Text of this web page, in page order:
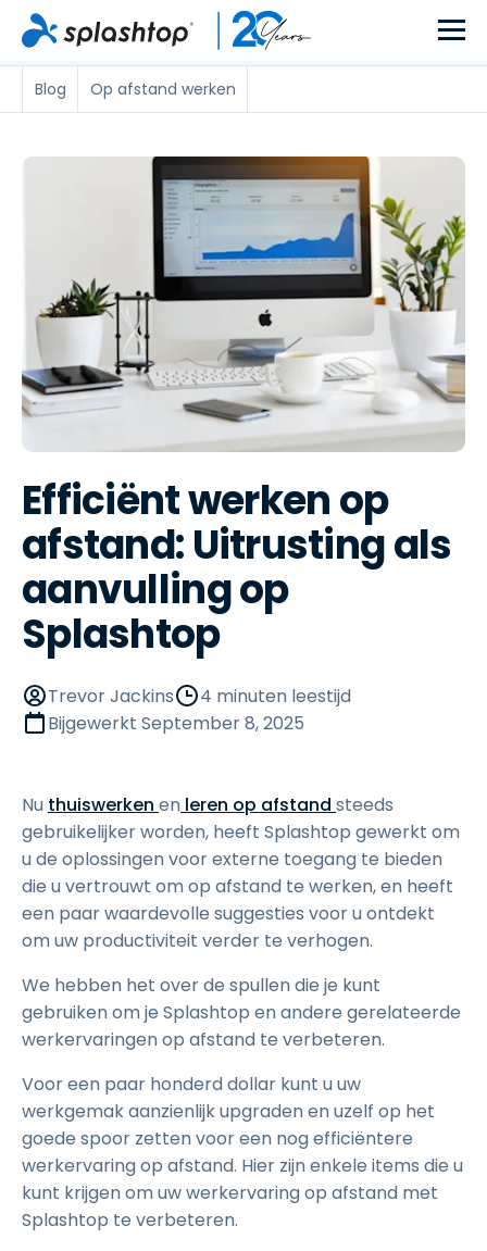
Blog Op afstand werken
Efficiënt werken op
afstand: Uitrusting als
aanvulling op
Splashtop
Trevor Jackins
4 minuten leestijd
Bijgewerkt September 8, 2025
Nu thuiswerken en leren op afstand steeds
gebruikelijker worden, heeft Splashtop gewerkt om
u de oplossingen voor externe toegang te bieden
die u vertrouwt om op afstand te werken, en heeft
een paar waardevolle suggesties voor u ontdekt
om uw productiviteit verder te verhogen.
We hebben het over de spullen die je kunt
gebruiken om je Splashtop en andere gerelateerde
werkervaringen op afstand te verbeteren.
Voor een paar honderd dollar kunt u uw
werkgemak aanzienlijk upgraden en uzelf op het
goede spoor zetten voor een nog efficiëntere
werkervaring op afstand. Hier zijn enkele items die u
kunt krijgen om uw werkervaring op afstand met
Splashtop te verbeteren.